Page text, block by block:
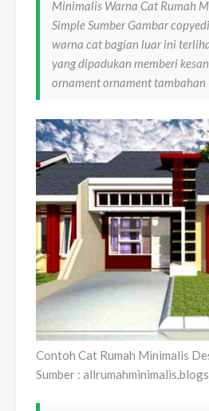
Minimalis Warna Cat Rumah
Simple Sumber Gambar
warna cat bagian luar ini
yang dipadukan memberi
ornament ornament tambahan
Contoh Cat Rumah Minimalis
Sumber :